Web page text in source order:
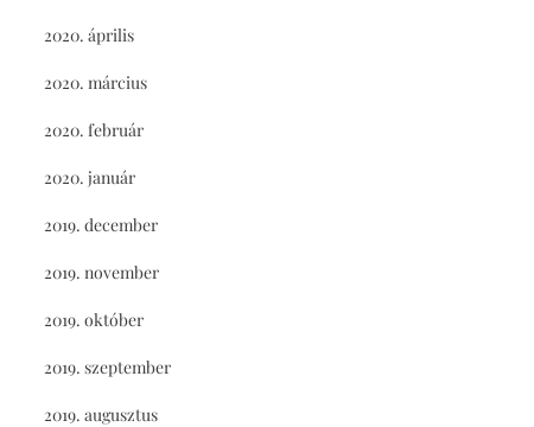
2020. április
2020. március
2020. február
2020. január
2019. december
2019. november
2019. október
2019. szeptember
2019. augusztus